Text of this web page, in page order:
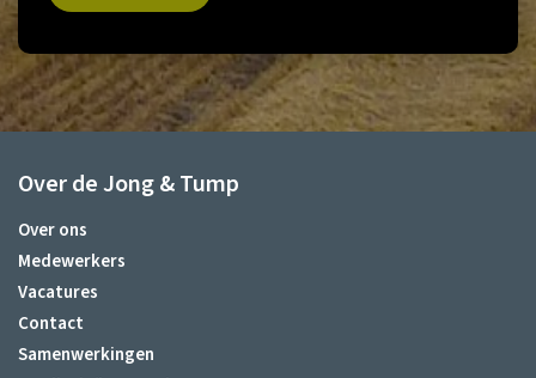
Over de Jong & Tump
Over ons
Medewerkers
Vacatures
Contact
Samenwerkingen